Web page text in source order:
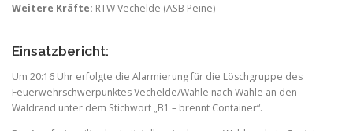
Weitere Kräfte: RTW Vechelde (ASB Peine)
Einsatzbericht:
Um 20:16 Uhr erfolgte die Alarmierung für die Löschgruppe des
Feuerwehrschwerpunktes Vechelde/Wahle nach Wahle an den
Waldrand unter dem Stichwort „B1 – brennt Container“.